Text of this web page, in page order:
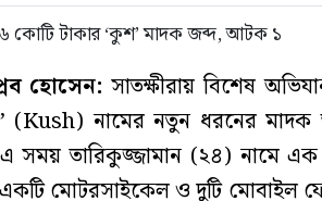
হোসেন: সাতক্ষীরায় বিশেষ
(Kush) নামের নতুন ধরনের মাদক
এ সময় তারিকুজ্জামান (২৪) নামে
মোটরসাইকেল ও দুটি মোবাইল